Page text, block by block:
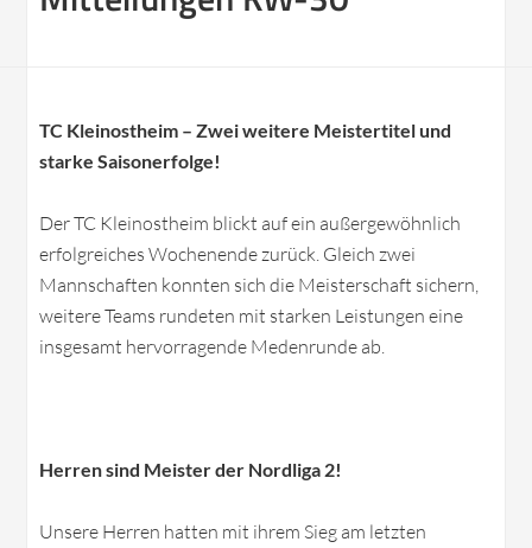
TC Kleinostheim – Zwei weitere Meistertitel und
starke Saisonerfolge!
Der TC Kleinostheim blickt auf ein außergewöhnlich
erfolgreiches Wochenende zurück. Gleich zwei
Mannschaften konnten sich die Meisterschaft sichern,
weitere Teams rundeten mit starken Leistungen eine
insgesamt hervorragende Medenrunde ab.
Herren sind Meister der Nordliga 2!
Unsere Herren hatten mit ihrem Sieg am letzten